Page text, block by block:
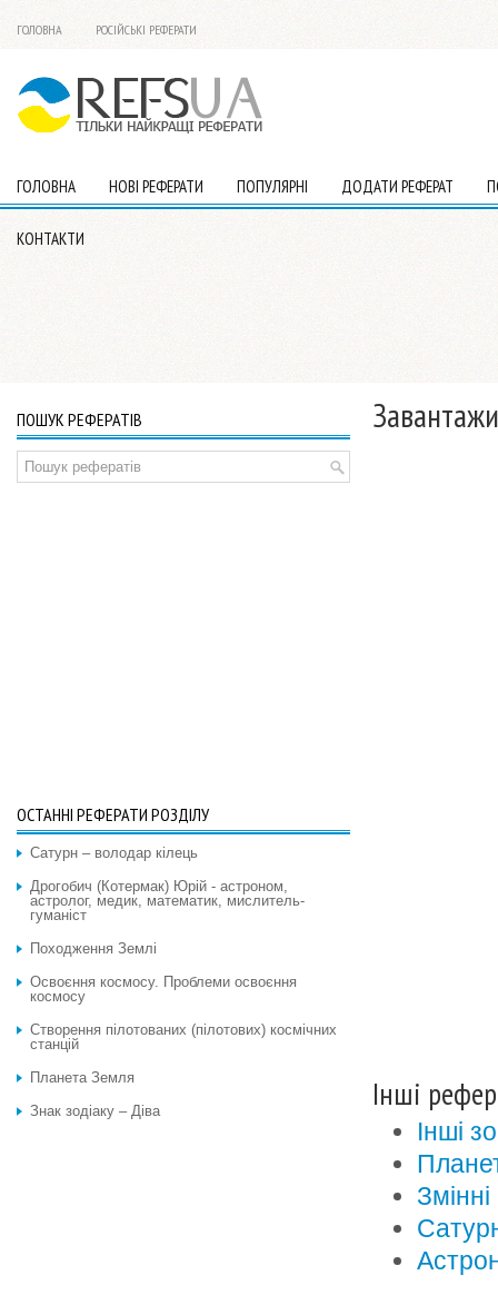
ГОЛОВНА РОСІЙСЬКІ РЕФЕРАТИ
ГОЛОВНА НОВІ РЕФЕРАТИ ПОПУЛЯРНІ ДОДАТИ РЕФЕРАТ
КОНТАКТИ
Інші
Інші
ПОШУК РЕФЕРАТІВ
ОСТАННІ РЕФЕРАТИ РОЗДІЛУ
Сатурн – володар кілець
Дрогобич (Котермак) Юрій - астроном,
астролог, медик, математик, мислитель-
гуманіст
Походження Землі
Освоєння космосу. Проблеми освоєння
космосу
Створення пілотованих (пілотових) космічних
станцій
Планета Земля
Знак зодіаку – Діва